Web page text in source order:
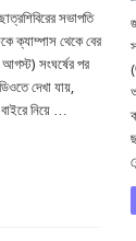
সভাপতি
ক্যাম্পাস থেকে বের
আগস্ট) সংঘর্ষের পর
দেখা যায়,
নিয়ে …